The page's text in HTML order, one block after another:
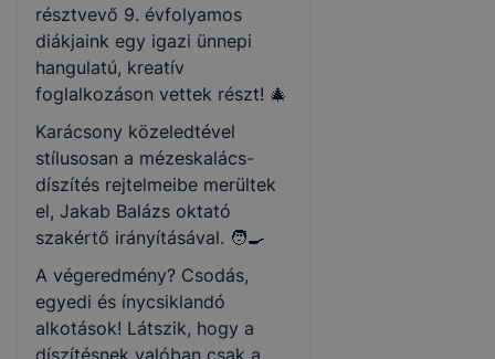
résztvevő 9. évfolyamos
diákjaink egy igazi ünnepi
hangulatú, kreatív
foglalkozáson vettek részt! 🎄
Karácsony közeledtével
stílusosan a mézeskalács-
díszítés rejtelmeibe merültek
el, Jakab Balázs oktató
szakértő irányításával. 🧑‍🍳
A végeredmény? Csodás,
egyedi és ínycsiklandó
alkotások! Látszik, hogy a
díszítésnek valóban csak a